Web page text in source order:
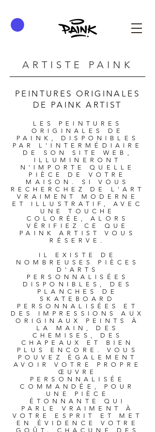
ARTISTE PAINK
PEINTURES ORIGINALES
DE PAINK ARTIST
LES PEINTURES
ORIGINALES DE
PAINK, DISPONIBLES
PAR L'INTERMÉDIAIRE
DE SON SITE WEB,
ILLUMINERONT
N'IMPORTE QUELLE
PIÈCE DE VOTRE
MAISON. SI VOUS
RECHERCHEZ DE L'ART
VRAIMENT MODERNE
ET ILLUSTRATIF, AVEC
UNE TOUCHE
COLORÉE, ALORS
VÉRIFIEZ CE QUE
PAINK ARTIST VOUS
RÉSERVE.
IL EXISTE DE
NOMBREUSES PIÈCES
D'ARTS
PERSONNALISÉES
DISPONIBLES, DES
PLANCHES DE
SKATEBOARD
PERSONNALISÉES ET
DES IMPRESSIONS AUX
ORIGINAUX PEINTS À
LA MAIN, DES
CHEMISES, DES
CHAPEAUX ET BIEN
PLUS ENCORE. VOUS
POUVEZ ÉGALEMENT
AVOIR VOTRE PROPRE
ŒUVRE
PERSONNALISÉE
COMMANDÉE, POUR
UNE PIÈCE
ÉTONNANTE QUI
PARLE VRAIMENT À
VOTRE ESPRIT ET MET
EN ÉVIDENCE VOTRE
GOÛT. CHACUNE DES